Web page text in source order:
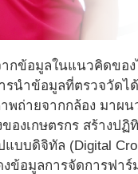
ากข้อมูลในแนวคิดของ
รนำข้อมูลที่ตรวจวัดไ
พถ่ายจากกล้อง มาผน
องเกษตรกร สร้างปฏิ
บบดิจิทัล (Digital
งข้อมูลการจัดการฟา